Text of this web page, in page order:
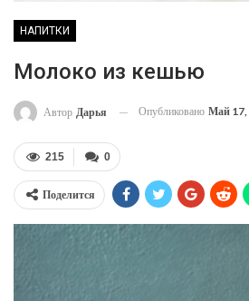
НАПИТКИ
Молоко из кешью
Автор Дарья Опубликовано Май 17,
0
215
Поделится